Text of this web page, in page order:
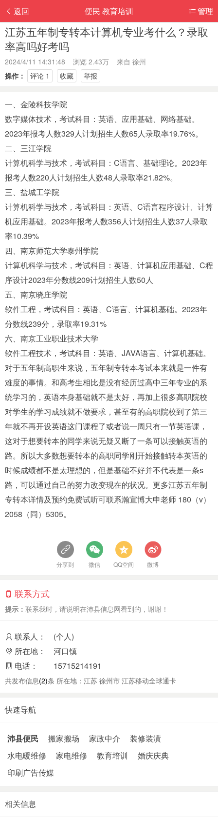
返回 管理
便民 教育培训
江苏五年制专转本计算机专业考什么？录取
率高吗好考吗
2024/4/11 14:31:48 浏览 2.43万 来自 徐州
操作：
评论 1 收藏 举报
一、金陵科技学院
数字媒体技术，考试科目：英语、应用基础、网络基础。
2023年报考人数329人计划招生人数65人录取率19.76%。
二、三江学院
计算机科学与技术，考试科目：C语言、基础理论。2023年
报考人数220人计划招生人数48人录取率21.82%。
三、盐城工学院
计算机科学与技术，考试科目：英语、C语言程序设计、计算
机应用基础。2023年报考人数356人计划招生人数37人录取
率10.39%
四、南京师范大学泰州学院
计算机科学与技术，考试科目：英语、计算机应用基础、C程
序设计2023年分数线209计划招生人数50人
五、南京晓庄学院
软件工程，考试科目：英语、C语言、计算机基础。2023年
分数线239分，录取率19.31%
六、南京工业职业技术大学
软件工程技术，考试科目：英语、JAVA语言、计算机基础。
对于五年制高职生来说，五年制专转本考试本来就是一件有
难度的事情。和高考生相比是没有经历过高中三年专业的系
统学习的，英语本身基础就不是太好，再加上很多高职院校
对学生的学习成绩就不做要求，甚至有的高职院校到了第三
年就不再开设英语这门课程了或者说一周只有一节英语课，
这对于想要转本的同学来说无疑又断了一条可以接触英语的
路。所以大多数想要转本的高职同学刚开始接触转本英语的
时候成绩都不是太理想的，但是基础不好并不代表是一条s
路，可以通过自己的努力改变现在的状况。更多江苏五年制
专转本详情及预约免费试听可联系瀚宣博大申老师 180（v）
2058（同）5305。
分享到 微信 QQ空间 微博
联系方式
提示： 联系我时，请说明在沛县信息网看到的，谢谢！
联系人：
(个人)
所在地：
河口镇
电话：
15715214191
共发布信息(2)条 所在地：江苏 徐州市 江苏移动全球通卡
快速导航
沛县便民 搬家搬场 家政中介
装修装潢
水电暖维修
家电维修 教育培训
婚庆庆典
印刷广告传媒
相关信息